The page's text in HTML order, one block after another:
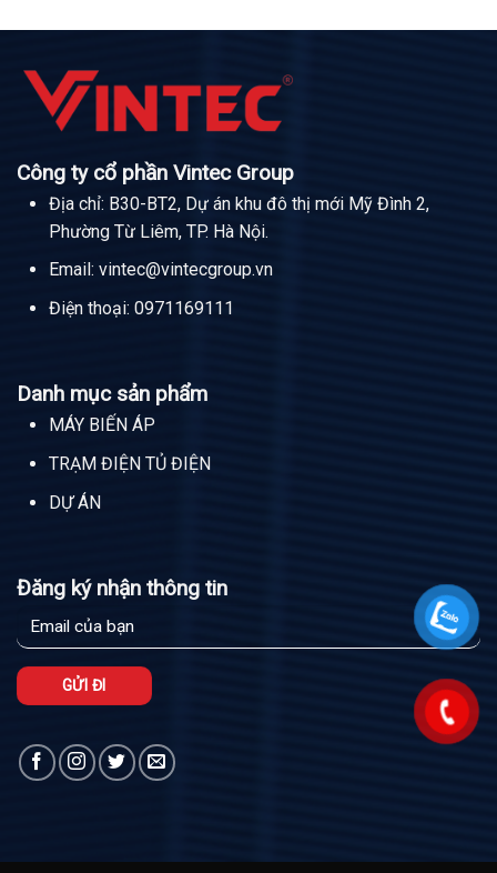
Công ty cổ phần Vintec Group
Địa chỉ: B30-BT2, Dự án khu đô thị mới Mỹ Đình 2,
Phường Từ Liêm, TP. Hà Nội.
Email:vintec@vintecgroup.vn
Điện thoại:0971169111
Danh mục sản phẩm
MÁY BIẾN ÁP
TRẠM ĐIỆN TỦ ĐIỆN
DỰ ÁN
Đăng ký nhận thông tin